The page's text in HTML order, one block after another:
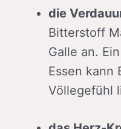
die
Bitterstoff
Galle an.
Essen kann
Völlegefühl